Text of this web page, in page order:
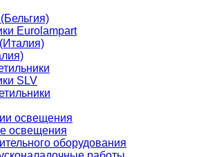
Eurolampart
SLV
освещения
освещения
оборудования